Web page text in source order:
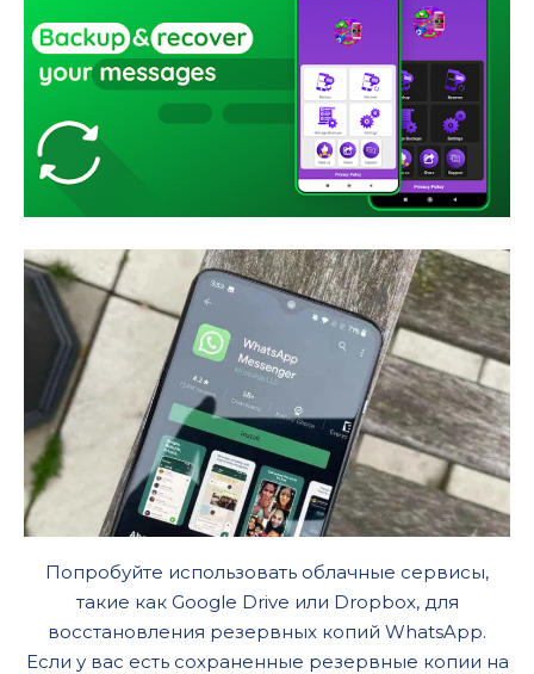
Попробуйте использовать облачные сервисы,
такие как Google Drive или Dropbox, для
восстановления резервных копий WhatsApp.
Если у вас есть сохраненные резервные копии на